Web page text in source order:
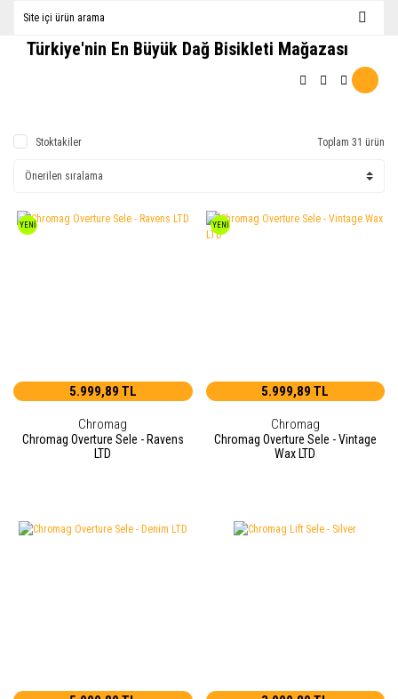
Türkiye'nin En Büyük Dağ Bisikleti Mağazası
Stoktakiler Toplam 31 ürün
YENİ
5.999,89 TL
Chromag
Chromag Overture Sele - Ravens
LTD
YENİ
5.999,89 TL
Chromag
Chromag Overture Sele - Vintage
Wax LTD